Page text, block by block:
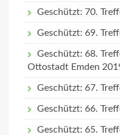
Geschützt: 70.
Geschützt: 69.
Geschützt: 68.
Ottostadt Emden
Geschützt: 67.
Geschützt: 66.
Geschützt: 65.